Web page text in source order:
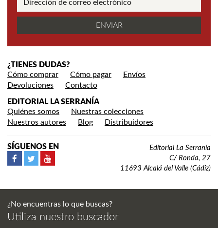
¿TIENES DUDAS?
Cómo comprar
Cómo pagar
Envíos
Devoluciones
Contacto
EDITORIAL LA SERRANÍA
Quiénes somos
Nuestras colecciones
Nuestros autores
Blog Distribuidores
SÍGUENOS EN
Editorial La Serranía
C/ Ronda, 27
11693 Alcalá del Valle (Cádiz)
¿No encuentras lo que buscas?
Utiliza nuestro buscador